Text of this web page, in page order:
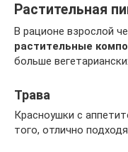
Растительная
В рационе взрослой
растительные
больше
Трава
Красноушки с
того, отлично